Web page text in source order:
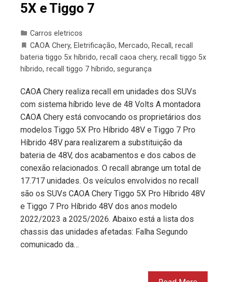
5X e Tiggo 7
Carros eletricos
CAOA Chery, Eletrificação, Mercado, Recall , recall
bateria tiggo 5x híbrido, recall caoa chery, recall tiggo 5x
híbrido, recall tiggo 7 híbrido, segurança
CAOA Chery realiza recall em unidades dos SUVs
com sistema híbrido leve de 48 Volts A montadora
CAOA Chery está convocando os proprietários dos
modelos Tiggo 5X Pro Híbrido 48V e Tiggo 7 Pro
Híbrido 48V para realizarem a substituição da
bateria de 48V, dos acabamentos e dos cabos de
conexão relacionados. O recall abrange um total de
17.717 unidades. Os veículos envolvidos no recall
são os SUVs CAOA Chery Tiggo 5X Pro Híbrido 48V
e Tiggo 7 Pro Híbrido 48V dos anos modelo
2022/2023 a 2025/2026. Abaixo está a lista dos
chassis das unidades afetadas: Falha Segundo
comunicado da…